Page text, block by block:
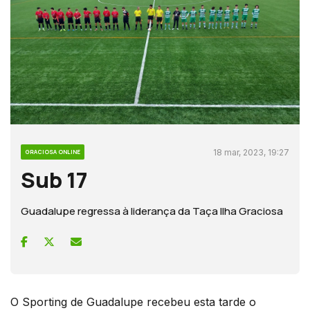
GRACIOSA ONLINE 18 mar, 2023, 19:27
Sub 17
Guadalupe regressa à liderança da Taça Ilha Graciosa
O Sporting de Guadalupe recebeu esta tarde o